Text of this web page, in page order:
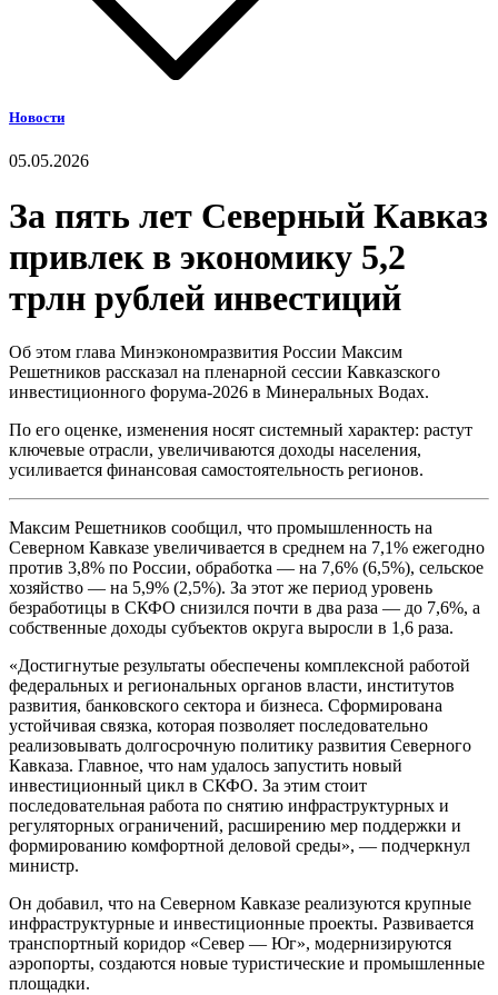
Новости
05.05.2026
За пять лет Северный Кавказ
привлек в экономику 5,2
трлн рублей инвестиций
Об этом глава Минэкономразвития России Максим
Решетников рассказал на пленарной сессии Кавказского
инвестиционного форума-2026 в Минеральных Водах.
По его оценке, изменения носят системный характер: растут
ключевые отрасли, увеличиваются доходы населения,
усиливается финансовая самостоятельность регионов.
Максим Решетников сообщил, что промышленность на
Северном Кавказе увеличивается в среднем на 7,1% ежегодно
против 3,8% по России, обработка — на 7,6% (6,5%), сельское
хозяйство — на 5,9% (2,5%). За этот же период уровень
безработицы в СКФО снизился почти в два раза — до 7,6%, а
собственные доходы субъектов округа выросли в 1,6 раза.
«Достигнутые результаты обеспечены комплексной работой
федеральных и региональных органов власти, институтов
развития, банковского сектора и бизнеса. Сформирована
устойчивая связка, которая позволяет последовательно
реализовывать долгосрочную политику развития Северного
Кавказа. Главное, что нам удалось запустить новый
инвестиционный цикл в СКФО. За этим стоит
последовательная работа по снятию инфраструктурных и
регуляторных ограничений, расширению мер поддержки и
формированию комфортной деловой среды», — подчеркнул
министр.
Он добавил, что на Северном Кавказе реализуются крупные
инфраструктурные и инвестиционные проекты. Развивается
транспортный коридор «Север — Юг», модернизируются
аэропорты, создаются новые туристические и промышленные
площадки.